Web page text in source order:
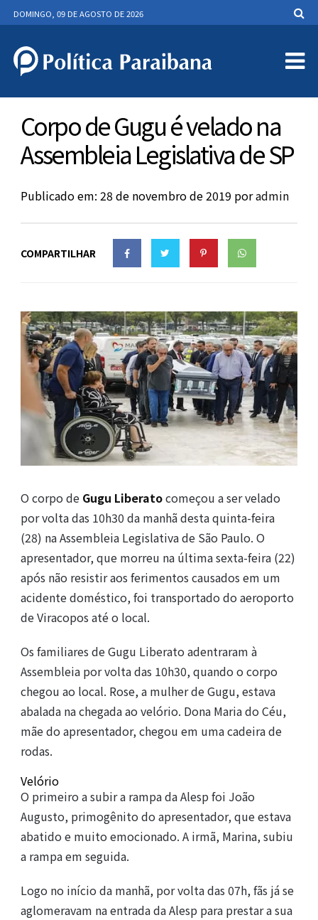
DOMINGO, 09 DE AGOSTO DE 2026
Corpo de Gugu é velado na
Assembleia Legislativa de SP
Publicado em: 28 de novembro de 2019 poradmin
COMPARTILHAR
O corpo de Gugu Liberatocomeçou a ser velado
por volta das 10h30 da manhã desta quinta-feira
(28) na Assembleia Legislativa de São Paulo. O
apresentador, que morreu na última sexta-feira (22)
após não resistir aos ferimentos causados em um
acidente doméstico, foi transportado do aeroporto
de Viracopos até o local.
Os familiares de Gugu Liberato adentraram à
Assembleia por volta das 10h30, quando o corpo
chegou ao local. Rose, a mulher de Gugu, estava
abalada na chegada ao velório. Dona Maria do Céu,
mãe do apresentador, chegou em uma cadeira de
rodas.
Velório
O primeiro a subir a rampa da Alesp foi João
Augusto, primogênito do apresentador, que estava
abatido e muito emocionado. A irmã, Marina, subiu
a rampa em seguida.
Logo no início da manhã, por volta das 07h, fãs já se
aglomeravam na entrada da Alesp para prestar a sua